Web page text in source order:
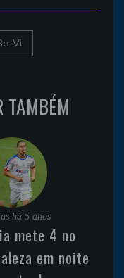
Vi
TAMBÉM
há 5 anos
mete 4 no
em noite